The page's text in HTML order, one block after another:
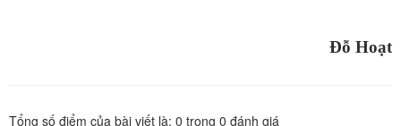
Đỗ Hoạt
Tổng số điểm của bài viết là: 0 trong 0 đánh giá